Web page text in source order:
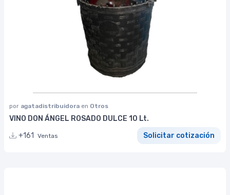
por agatadistribuidora en Otros
VINO DON ÁNGEL ROSADO DULCE 10 Lt.
+161
Ventas Solicitar cotización